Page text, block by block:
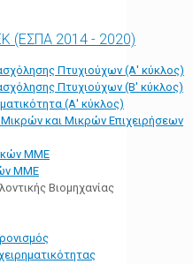
(ΕΣΠΑ 2014 - 2020)
Πτυχιούχων (Α' κύκλος)
Πτυχιούχων (Β' κύκλος)
(Α' κύκλος)
και Μικρών Επιχειρήσεων
ΜΜΕ
ΜΜΕ
Βιομηχανίας